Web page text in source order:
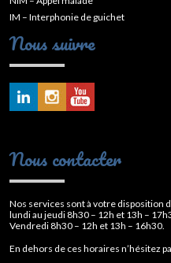
IM – Interphonie de guichet
Nous suivre
Nous contacter
Nos services sont à votre disposition
lundi au jeudi 8h30 – 12h et 13h –
Vendredi 8h30 – 12h et 13h – 16h30.
En dehors de ces horaires n’hésitez